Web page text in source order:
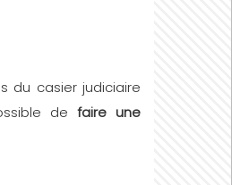
du casier judiciaire
defaire une